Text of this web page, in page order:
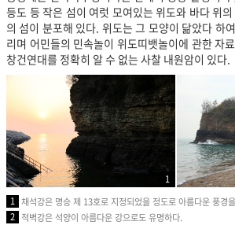
등도 등 작은 섬이 여럿 모여있는 위도와 바다 위
의 섬이 분포해 있다. 위도는 그 모양이 닮았다 하
리며 어민들의 민속놀이 위도띠뱃놀이에 관한 자
창건연대를 정확히 알 수 없는 사찰 내원암이 있다.
1
1 채석강은 명승 제 13호로 지정되었을 정도로 아름다운 풍경
2 적벽강은 석양이 아름다운 강으로도 유명하다.